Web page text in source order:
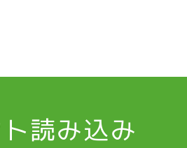
読み込み